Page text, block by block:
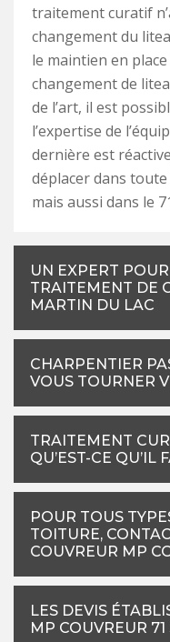
traitement curatif
changement du
le maintien en
changement de
de l’art, il est
l’expertise de
dernière est
déplacer dans
mais aussi dans le
UN EXPERT
TRAITEMENT DE
MARTIN DU LAC
CHARPENTIER
VOUS TOURNER
TRAITEMENT
QU’EST-CE QU’IL
POUR TOUS
TOITURE,
COUVREUR MP
LES DEVIS
MP COUVREUR